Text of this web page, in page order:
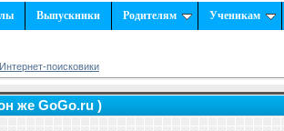
Выпускники Родителям Ученикам
Интернет-поисковики
же GoGo.ru )